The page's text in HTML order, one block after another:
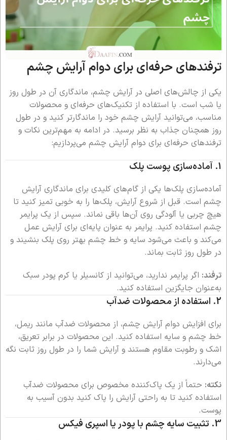
ترفندهای حرفه‌ای برای دوام آرایش چشم
یکی از چالش‌های اصلی در آرایش چشم، ماندگاری آن در طول روز
یا شب است. با استفاده از تکنیک‌های حرفه‌ای و محصولات
مناسب، می‌توانید آرایش چشم خود را ماندگارتر کنید و در طول
روز همچنان جذاب به نظر برسید. در ادامه به مهم‌ترین نکات و
ترفندهای حرفه‌ای برای دوام آرایش چشم می‌پردازیم:
1. آماده‌سازی پوست پلک
آماده‌سازی پلک‌ها یکی از گام‌های کلیدی برای ماندگاری آرایش
چشم است. قبل از شروع آرایش، پلک‌ها را به خوبی تمیز کنید تا
هیچ چربی یا آلودگی روی آن‌ها باقی نماند. سپس از یک پرایمر
چشم استفاده کنید. پرایمر به عنوان پایه‌ای برای آرایش عمل
می‌کند و باعث می‌شود سایه و خط چشم بهتر روی پلک بنشیند و
در طول روز ثابت بماند.
ترفند: اگر پرایمر ندارید، می‌توانید از کانسیلر یا کرم پودر سبک
به‌عنوان جایگزین استفاده کنید.
2. استفاده از محصولات ضدآب
برای افزایش دوام آرایش چشم، از محصولات ضدآب مانند ریمل،
خط چشم و سایه استفاده کنید. این محصولات در برابر تعریق،
اشک و رطوبت مقاوم هستند و آرایش شما را در طول روز ثابت نگه
می‌دارند.
نکته: حتماً از یک پاک‌کننده مخصوص برای محصولات ضدآب
استفاده کنید تا به راحتی آرایش را پاک کنید بدون آسیب به
پوست.
3. تثبیت سایه چشم با پودر یا اسپری فیکس